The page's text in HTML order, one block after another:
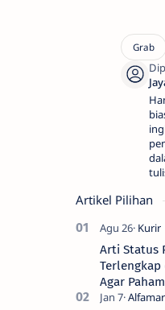
Artikel Pilihan
Arti Status
Terlengkap
Agar Paham